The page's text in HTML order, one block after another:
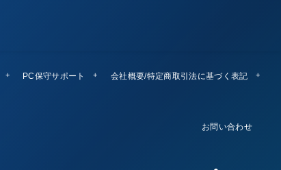
PC保守サポート
リモートメンテ 会社概要/特定商取引法に基づく表記
Company Profile
お問い合わせ
Contact